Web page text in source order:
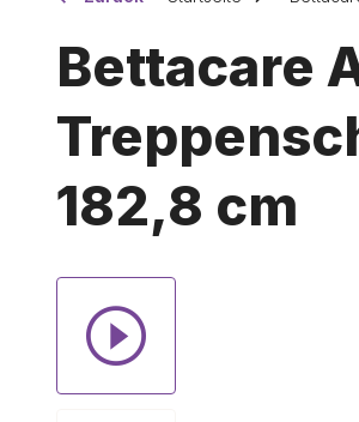
Bettacare
182,8 cm